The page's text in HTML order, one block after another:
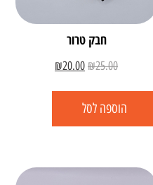
חבק טרור
₪25.00
₪20.00
הוספה לסל